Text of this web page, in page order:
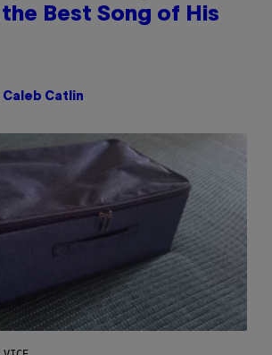
the Best Song of His
Caleb Catlin